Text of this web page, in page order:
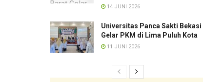
14 JUNI 2026
Universitas Panca Sakti Bekasi
Gelar PKM di Lima Puluh Kota
11 JUNI 2026